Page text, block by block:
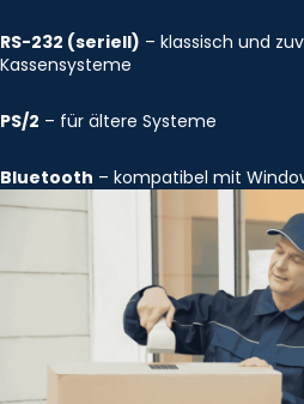
RS-232 (seriell) – klassisch und
Kassensysteme
PS/2 – für ältere Systeme
Bluetooth – kompatibel mit